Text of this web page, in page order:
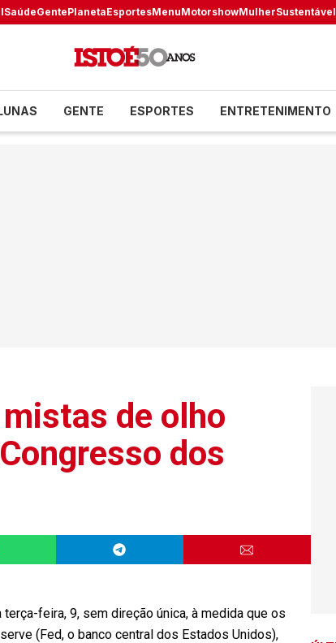
SaúdeGentePlanetaEsportesMenuMotorshowMulherSustentável
GENTE ESPORTES ENTRETENIMENTO
de olho
dos
feira, 9, sem direção única, à medida que os
(Fed, o banco central dos Estados Unidos),